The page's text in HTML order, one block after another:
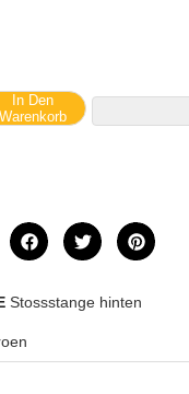
In Den
Warenkorb
Stossstange hinten